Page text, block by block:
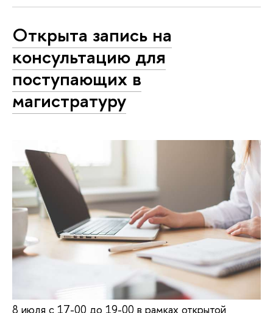
Открыта запись на
консультацию для
поступающих в
магистратуру
8 июля с 17-00 до 19-00 в рамках открытой